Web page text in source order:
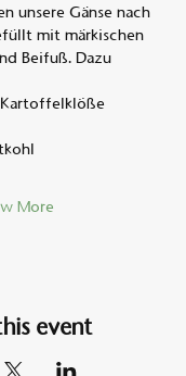
unsere Gänse nach
mit märkischen
Beifuß. Dazu
More
event